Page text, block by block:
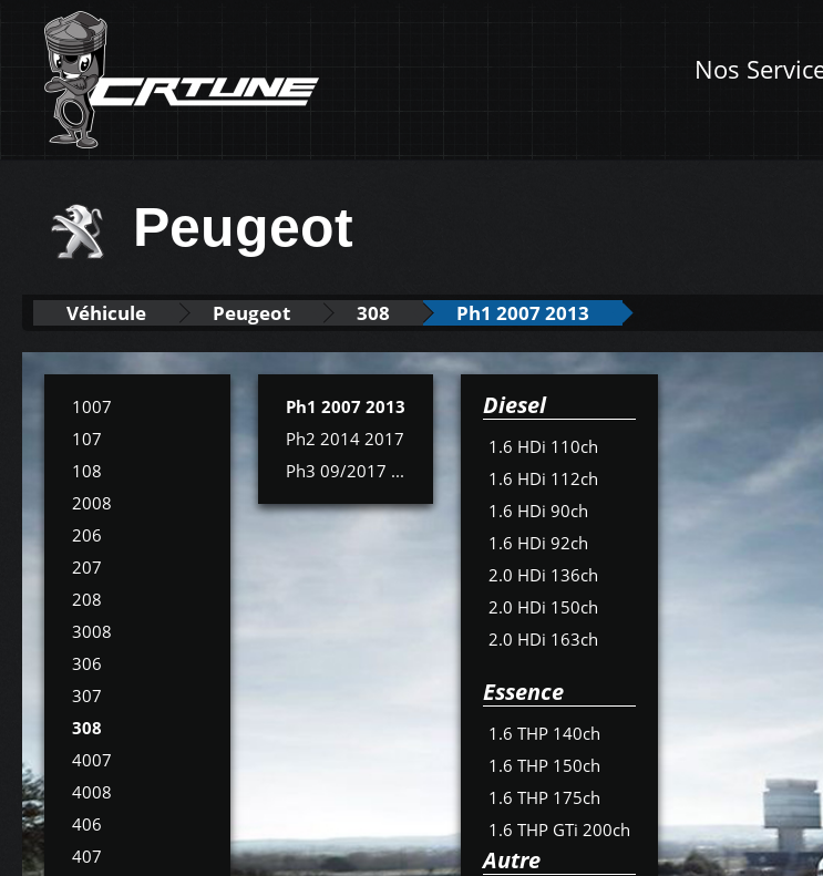
Nos
Peugeot
Véhicule Peugeot 308 Ph1 2007 2013
1007
107
108
2008
206
207
208
3008
306
307
308
4007
4008
406
407
Ph1 2007 2013
Ph2 2014 2017
Ph3 09/2017 ...
Diesel
1.6 HDi 110ch
1.6 HDi 112ch
1.6 HDi 90ch
1.6 HDi 92ch
2.0 HDi 136ch
2.0 HDi 150ch
2.0 HDi 163ch
Essence
1.6 THP 140ch
1.6 THP 150ch
1.6 THP 175ch
1.6 THP GTi 200ch
Autre